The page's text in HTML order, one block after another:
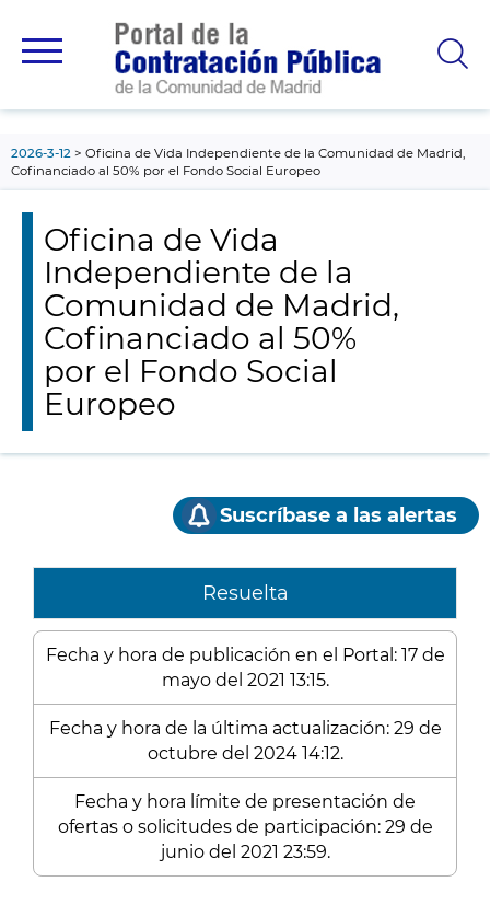
principal
2026-3-12
Oficina de Vida Independiente de la Comunidad de Madrid,
Cofinanciado al 50% por el Fondo Social Europeo
Oficina de Vida
Independiente de la
Comunidad de Madrid,
Cofinanciado al 50%
por el Fondo Social
Europeo
Suscríbase a las alertas
Resuelta
Fecha y hora de publicación en el Portal: 17 de
mayo del 2021 13:15.
Fecha y hora de la última actualización: 29 de
octubre del 2024 14:12.
Fecha y hora límite de presentación de
ofertas o solicitudes de participación: 29 de
junio del 2021 23:59.